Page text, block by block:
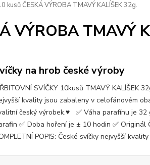
kusů ČESKÁ VÝROBA TMAVÝ KALÍŠEK 32g.
VÝROBA TMAVÝ
na hrob české výroby
SVÍČKY 10kusů TMAVÝ KALÍŠEK
kvality jsou zabaleny v celofánovém
český výrobek.♥ ✅ Váha parafínu je 32
✅ Doba hoření je ± 10 hodin ✅ Originál
POPIS: České svíčky nejvyšší kvality